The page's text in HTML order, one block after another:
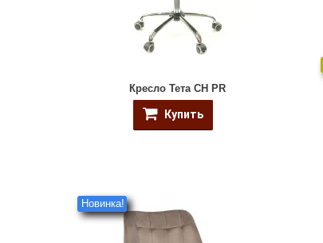
Кресло Тета CH PR
Купить
Новинка!